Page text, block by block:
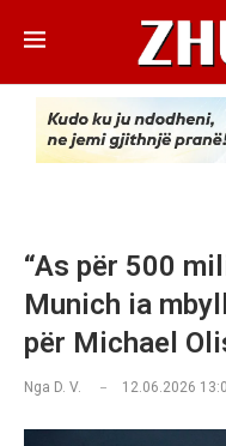
“As për 500
Munich ia
për Michael
Nga D. V. 12.06.2026